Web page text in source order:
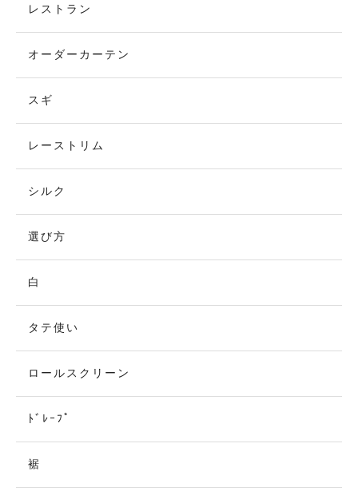
レストラン
オーダーカーテン
スギ
レーストリム
シルク
選び方
白
タテ使い
ロールスクリーン
ﾄﾞﾚｰﾌﾟ
裾